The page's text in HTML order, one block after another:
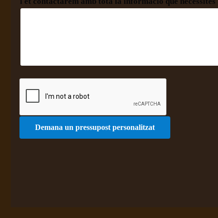
Demana un pressupost personalitzat